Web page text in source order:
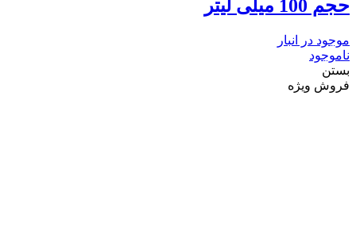
حجم 100 میلی لیتر
موجود در انبار
ناموجود
بستن
فروش ویژه